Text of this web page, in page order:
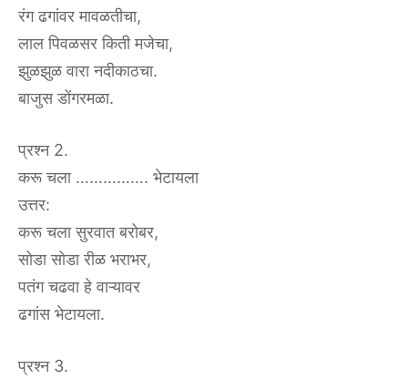
रंग ढगांवर मावळतीचा,
लाल पिवळसर किती मजेचा,
झुळझुळ वारा नदीकाठचा.
बाजुस डोंगरमळा.
प्रश्न 2.
करू चला ……………. भेटायला
उत्तर:
करू चला सुरवात बरोबर,
सोडा सोडा रीळ भराभर,
पतंग चढवा हे वाऱ्यावर
ढगांस भेटायला.
प्रश्न 3.